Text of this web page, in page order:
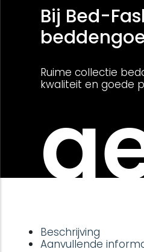
Bij Bed-
Ruime collectie
kwaliteit en goede
Beschrijving
Aanvullende